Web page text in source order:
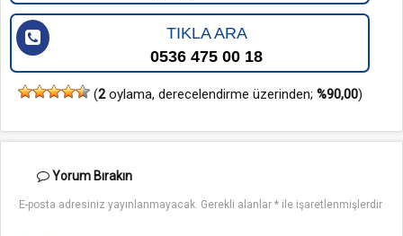
TIKLA ARA
0536 475 00 18
(2oylama, derecelendirme üzerinden; %90,00)
Yorum Bırakın
E-posta adresiniz yayınlanmayacak. Gerekli alanlar * ile işaretlenmişlerdir